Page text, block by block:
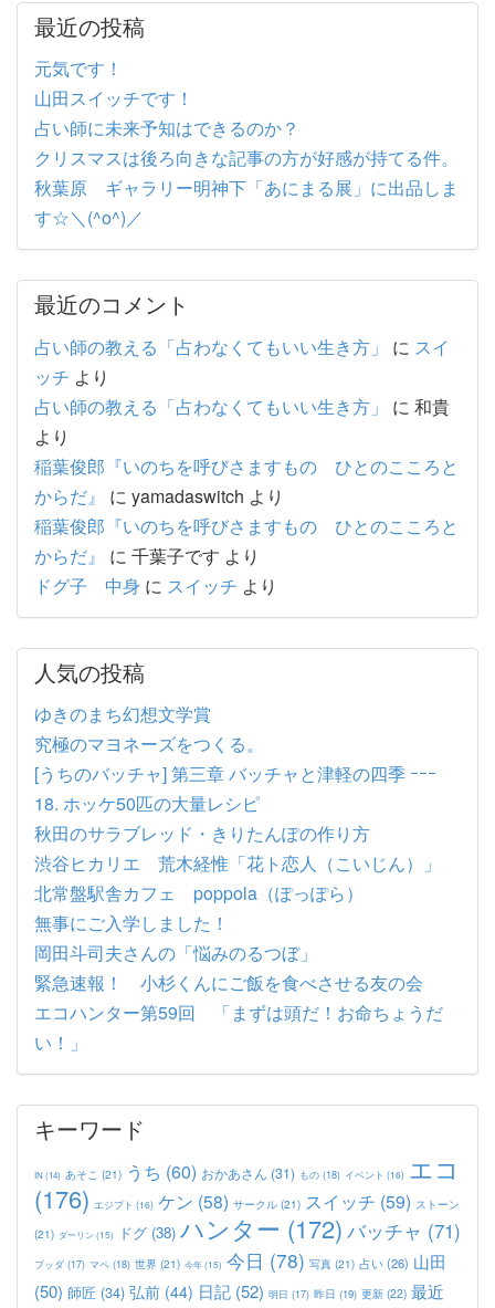
最近の投稿
元気です！
山田スイッチです！
占い師に未来予知はできるのか？
クリスマスは後ろ向きな記事の方が好感が持てる件。
秋葉原 ギャラリー明神下「あにまる展」に出品しま
す☆＼(^o^)／
最近のコメント
占い師の教える「占わなくてもいい生き方」 に スイ
ッチ より
占い師の教える「占わなくてもいい生き方」
に 和貴
より
稲葉俊郎『いのちを呼びさますもの ひとのこころと
からだ』
に yamadaswitch より
稲葉俊郎『いのちを呼びさますもの ひとのこころと
からだ』
に 千葉子です より
ドグ子 中身 に スイッチ より
人気の投稿
ゆきのまち幻想文学賞
究極のマヨネーズをつくる。
[うちのバッチャ] 第三章 バッチャと津軽の四季 ｰｰｰ
18. ホッケ50匹の大量レシピ
秋田のサラブレッド・きりたんぽの作り方
渋谷ヒカリエ 荒木経惟「花ト恋人（こいじん）」
北常盤駅舎カフェ poppola（ぽっぽら）
無事にご入学しました！
岡田斗司夫さんの「悩みのるつぼ」
緊急速報！ 小杉くんにご飯を食べさせる友の会
エコハンター第59回 「まずは頭だ！お命ちょうだ
い！」
キーワード
IN(14) あそこ (21) うち (60) おかあさん (31) もの (18) イベント (16) エコ
(176) エジプト (16) ケン (58) サークル (21) スイッチ (59) ストーン
(21) ダーリン(15) ドグ (38) ハンター (172) バッチャ (71)
ブッダ (17) マペ (18) 世界 (21) 今年(15) 今日 (78) 写真 (21) 占い(26) 山田
(50) 師匠 (34) 弘前 (44) 日記 (52) 明日 (17) 昨日 (19) 更新 (22) 最近